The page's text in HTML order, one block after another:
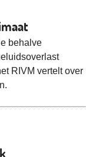
behalve
RIVM vertelt over